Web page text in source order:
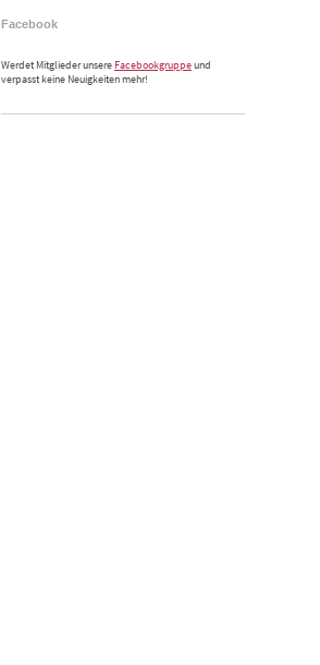
Facebook
Werdet Mitglieder unsere Facebookgruppeund
verpasst keine Neuigkeiten mehr!